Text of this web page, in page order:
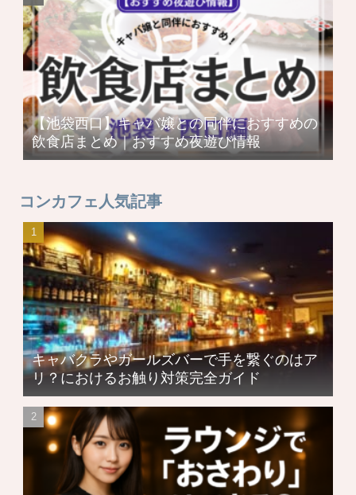
【池袋西口】キャバ嬢との同伴におすすめの
飲食店まとめ｜おすすめ夜遊び情報
コンカフェ人気記事
キャバクラやガールズバーで手を繋ぐのはア
リ？におけるお触り対策完全ガイド